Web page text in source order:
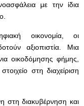
με την ίδια
οικονομία, οι
αξιοπιστία. Μια
οικοδόμησης φήμης,
στη διαχείριση
στη διακυβέρνηση και